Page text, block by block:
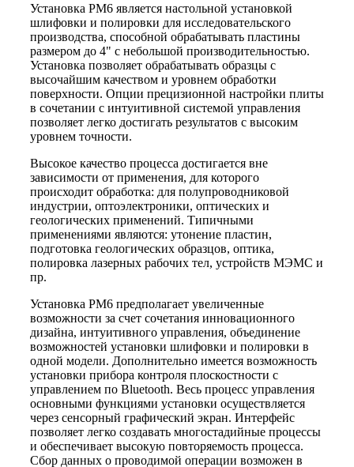
Установка PM6 является настольной установкой
шлифовки и полировки для исследовательского
производства, способной обрабатывать пластины
размером до 4" с небольшой производительностью.
Установка позволяет обрабатывать образцы с
высочайшим качеством и уровнем обработки
поверхности. Опции прецизионной настройки плиты
в сочетании с интуитивной системой управления
позволяет легко достигать результатов с высоким
уровнем точности.
Высокое качество процесса достигается вне
зависимости от применения, для которого
происходит обработка: для полупроводниковой
индустрии, оптоэлектроники, оптических и
геологических применений. Типичными
применениями являются: утонение пластин,
подготовка геологических образцов, оптика,
полировка лазерных рабочих тел, устройств МЭМС и
пр.
Установка PM6 предполагает увеличенные
возможности за счет сочетания инновационного
дизайна, интуитивного управления, объединение
возможностей установки шлифовки и полировки в
одной модели. Дополнительно имеется возможность
установки прибора контроля плоскостности с
управлением по Bluetooth. Весь процесс управления
основными функциями установки осуществляется
через сенсорный графический экран. Интерфейс
позволяет легко создавать многостадийные процессы
и обеспечивает высокую повторяемость процесса.
Сбор данных о проводимой операции возможен в